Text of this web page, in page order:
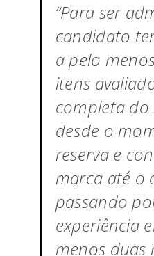
“Para ser
candidato
a pelo
itens
completa do
desde o
reserva e
marca até o
passando
experiência
menos duas